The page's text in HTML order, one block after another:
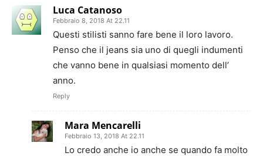
Luca Catanoso
Febbraio 8, 2018 At 22.11
Questi stilisti sanno fare bene il loro lavoro.
Penso che il jeans sia uno di quegli indumenti
che vanno bene in qualsiasi momento dell’
anno.
Reply
Mara Mencarelli
Febbraio 13, 2018 At 22.11
Lo credo anche io anche se quando fa molto